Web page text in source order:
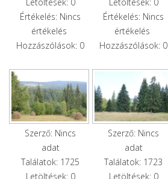
Értékelés: Nincs
értékelés
Hozzászólások: 0
Értékelés: Nincs
értékelés
Hozzászólások: 0
Szerző: Nincs
adat
Találatok: 1725
Letöltések: 0
Szerző: Nincs
adat
Találatok: 1723
Letöltések: 0